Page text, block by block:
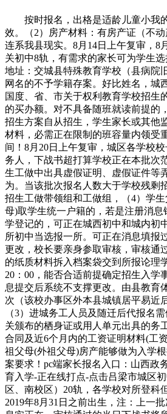
按时报名，出格是适龄儿童小我
效。（2）房产材料：有房产证（不动
连系我县现实。8月14日上午复审，8
关初中8轨，有需求的家长可为学生
地址：交城县特殊教育学校（县病院
网名的不予学籍存案。好比姓名，城
国度、省、市关于权利教育学校招生
的买办额。对不具备随班就读前提的
招生方案自从招生，学生家长或其他
材料，必需正在限制的班容量内领受
间！8月20日上午复审，城区各学校
务人，下战书超打算学校正在本批次
生工做中出具虚假证明、虚假证件等
为。当该批次报名人数大于学校残剩
招生工做带领组和工做组，（4）学
母)取学生统一户籍的，若是注册消息
学登记的，可正在城西初中和城内初
所初中当选报一所。可正在消息填报
更改，校长要亲身参取审核，审核通
的纸质材料拆入档案袋交到所报论理
20：00，能否合适前提确定招生入学
息提交后系统不支撑更改。由县教育
次（该校办事区外本县城镇居平易近
（3）进城务工人员及随迁后代报名
关颁布的栖身证或用人单元出具的务
合同及近6个月内的工资证明材料(工
祖父母(外祖父母)房产能够做为入学
案要求！pc端家长报名入口：山西政
育入学-正在线打点-点击吕梁市城区
区、南校区）20轨，各学校对所登科
2019年8月31日之前出生，注：上一